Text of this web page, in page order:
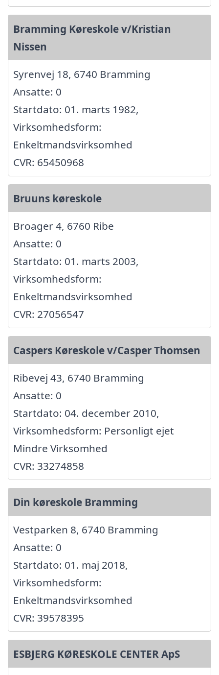
Bramming Køreskole v/Kristian
Nissen
Syrenvej 18, 6740 Bramming
Ansatte: 0
Startdato: 01. marts 1982,
Virksomhedsform:
Enkeltmandsvirksomhed
CVR: 65450968
Bruuns køreskole
Broager 4, 6760 Ribe
Ansatte: 0
Startdato: 01. marts 2003,
Virksomhedsform:
Enkeltmandsvirksomhed
CVR: 27056547
Caspers Køreskole v/Casper Thomsen
Ribevej 43, 6740 Bramming
Ansatte: 0
Startdato: 04. december 2010,
Virksomhedsform: Personligt ejet
Mindre Virksomhed
CVR: 33274858
Din køreskole Bramming
Vestparken 8, 6740 Bramming
Ansatte: 0
Startdato: 01. maj 2018,
Virksomhedsform:
Enkeltmandsvirksomhed
CVR: 39578395
ESBJERG KØRESKOLE CENTER ApS